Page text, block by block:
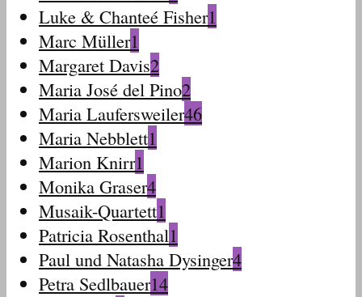
Luke & Chanteé Fisher1
Marc Müller1
Margaret Davis2
Maria José del Pino2
Maria Laufersweiler46
Maria Nebblett1
Marion Knirr1
Monika Graser4
Musaik-Quartett1
Patricia Rosenthal1
Paul und Natasha Dysinger4
Petra Sedlbauer14